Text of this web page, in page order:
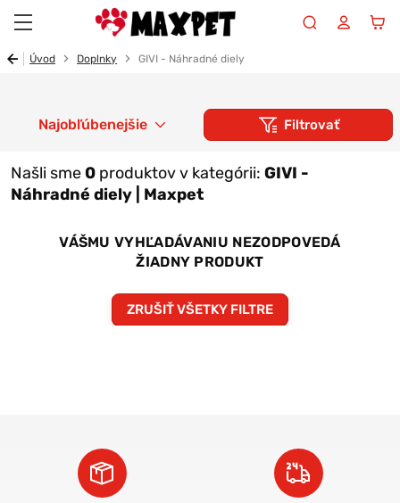
Úvod Doplnky GIVI - Náhradné diely
Filtrovať
Našli sme 0 produktov v kategórii: GIVI -
Náhradné diely | Maxpet
Najobľúbenejšie
VÁŠMU VYHĽADÁVANIU NEZODPOVEDÁ
ŽIADNY PRODUKT
ZRUŠIŤ VŠETKY FILTRE